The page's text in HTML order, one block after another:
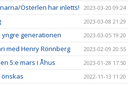
Österlen har inletts! 2023-03-20 09:24
2023-03-08 21:29
generationen 2023-03-05 19:20
med Henry Rönnberg 2023-02-09 20:55
5:e mars i Åhus 2023-01-28 17:50
önskas 2022-11-13 11:20